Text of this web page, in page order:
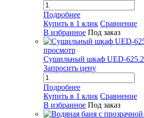
Подробнее
Купить в 1 клик Сравнение
В избранное Под заказ
просмотр
Сушильный шкаф UED-625.2
Запросить цену
Подробнее
Купить в 1 клик Сравнение
В избранное Под заказ